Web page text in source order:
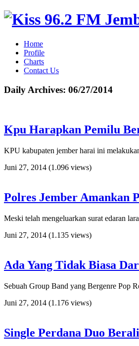
Home
Profile
Charts
Contact Us
Daily Archives: 06/27/2014
Kpu Harapkan Pemilu
KPU kabupaten jember harai ini
Juni 27, 2014 (1.096 views)
Polres Jember Amankan
Meski telah mengeluarkan surat edaran
Juni 27, 2014 (1.135 views)
Ada Yang Tidak Biasa
Sebuah Group Band yang Bergenre Pop
Juni 27, 2014 (1.176 views)
Single Perdana Duo